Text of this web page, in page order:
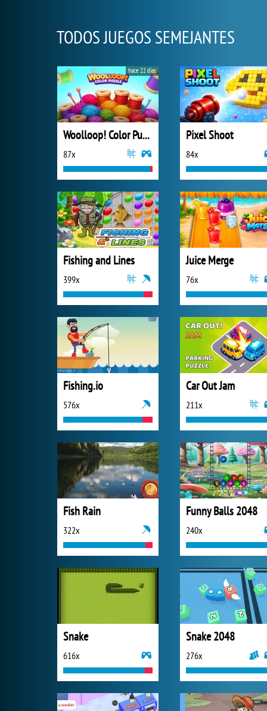
TODOS JUEGOS SEMEJANTES
Woolloop! Color Puzzle
87x
hace 22 días
Pixel Shoot
84x
Fishing and Lines
399x
Juice Merge
76x
Fishing.io
576x
Car Out Jam
211x
Fish Rain
322x
Funny Balls 2048
240x
Snake
616x
Snake 2048
276x